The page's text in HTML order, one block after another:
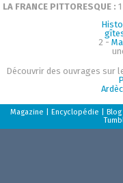
LA FRANCE PITTORESQUE :
2 -
Découvrir des ouvrages sur
Magazine |Encyclopédie |Blog